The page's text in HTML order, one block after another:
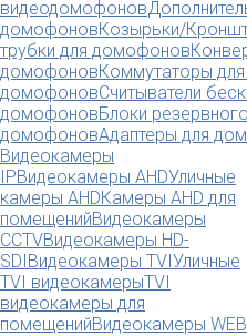
видеодомофонов
домофоновКозырьки/
трубки для домофонов
домофоновКоммутаторы
домофоновСчитыватели
домофоновБлоки
домофоновАдаптеры для
Видеокамеры
IPВидеокамеры AHDУличные
камеры AHDКамеры AHD для
помещенийВидеокамеры
CCTVВидеокамеры HD-
SDIВидеокамеры TVIУличные
TVI видеокамерыTVI
видеокамеры для
помещенийВидеокамеры WEB